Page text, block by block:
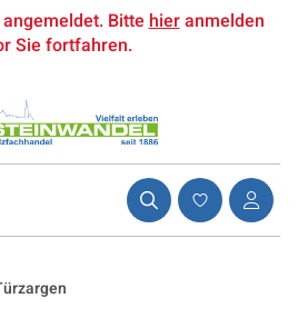
Bittehieranmelden
Sie fortfahren.